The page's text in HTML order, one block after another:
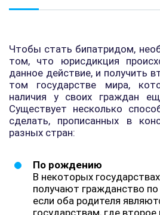
Чтобы стать бипатридом,
том, что юрисдикция
данное действие, и получить
том государстве мира,
наличия у своих граждан
Существует несколько
сделать, прописанных в
разных стран:
По рождению
В некоторых
получают гражданство
если оба родителя
государствам, где